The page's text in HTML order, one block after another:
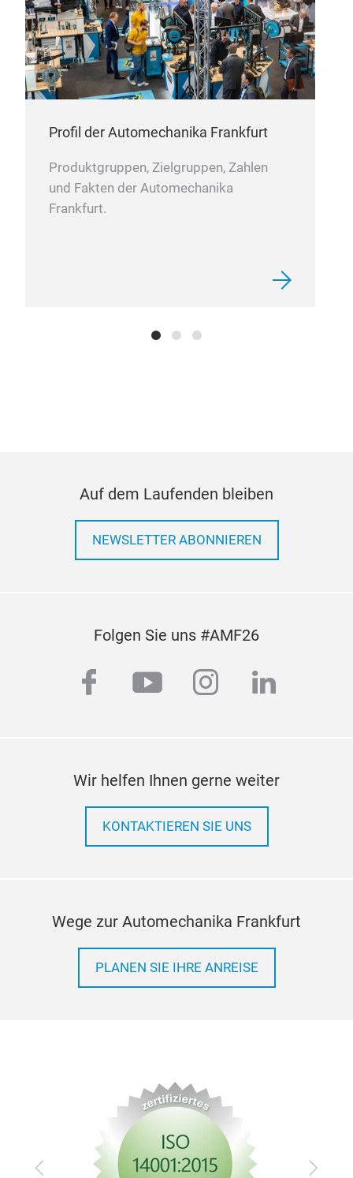
Profil der Automechanika Frankfurt
Produktgruppen, Zielgruppen, Zahlen
und Fakten der Automechanika
Frankfurt.
Auf dem Laufenden bleiben
NEWSLETTER ABONNIEREN
Folgen Sie uns #AMF26
facebook
youtubeinstagram
linkedin
Wir helfen Ihnen gerne weiter
KONTAKTIEREN SIE UNS
Wege zur Automechanika Frankfurt
PLANEN SIE IHRE ANREISE
Zurück Vor